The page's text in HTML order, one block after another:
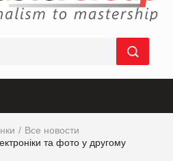
Все новости
та фото у другому